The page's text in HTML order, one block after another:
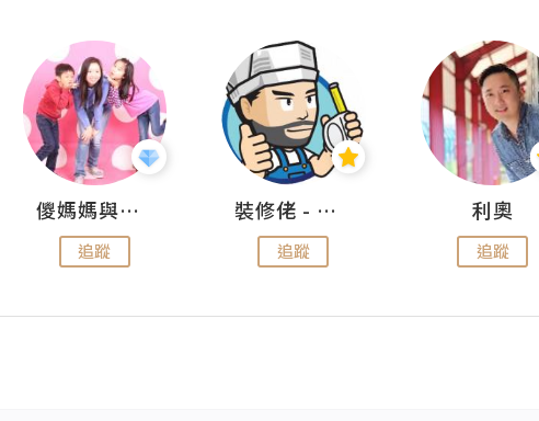
儍媽媽與兩隻小魔怪之家
追蹤
裝修佬 - 香港一站式網上裝修平台
追蹤
利奧
追蹤